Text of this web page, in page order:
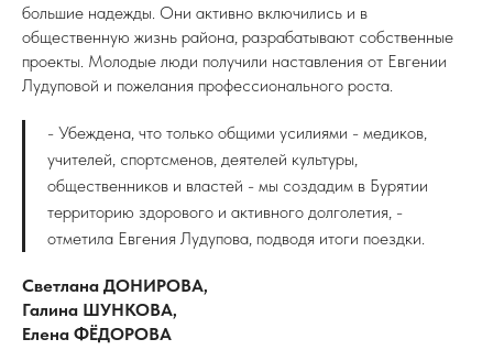
большие надежды. Они активно включились и в
общественную жизнь района, разрабатывают собственные
проекты. Молодые люди получили наставления от Евгении
Лудуповой и пожелания профессионального роста.
- Убеждена, что только общими усилиями - медиков,
учителей, спортсменов, деятелей культуры,
общественников и властей - мы создадим в Бурятии
территорию здорового и активного долголетия, -
отметила Евгения Лудупова, подводя итоги поездки.
Светлана ДОНИРОВА,
Галина ШУНКОВА,
Елена ФЁДОРОВА